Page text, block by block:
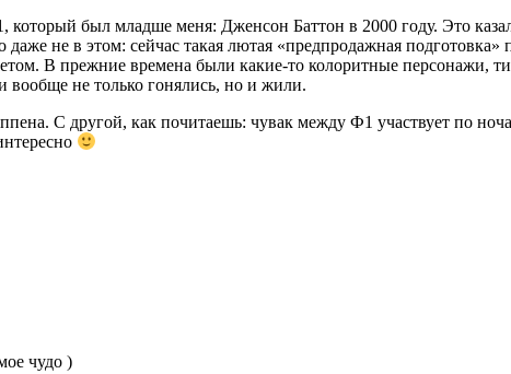
был младше меня: Дженсон Баттон в 2000 году. Это
не в этом: сейчас такая лютая «предпродажная
В прежние времена были какие-то колоритные персонажи,
вообще не только гонялись, но и жили.
С другой, как почитаешь: чувак между Ф1 участвует по
чудо )